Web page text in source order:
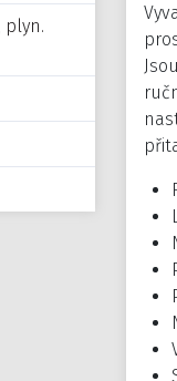
plyn.